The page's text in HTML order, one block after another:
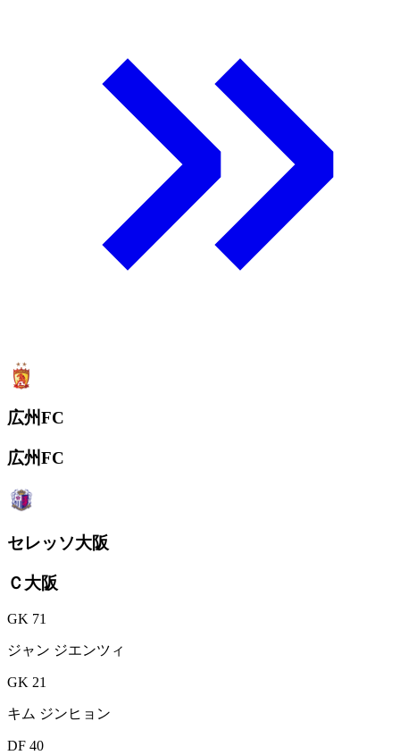
広州FC
広州FC
セレッソ大阪
Ｃ大阪
GK 71
ジャン ジエンツィ
GK 21
キム ジンヒョン
DF 40